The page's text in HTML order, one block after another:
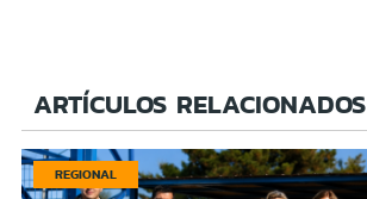
ARTÍCULOS RELACIONADOS
REGIONAL